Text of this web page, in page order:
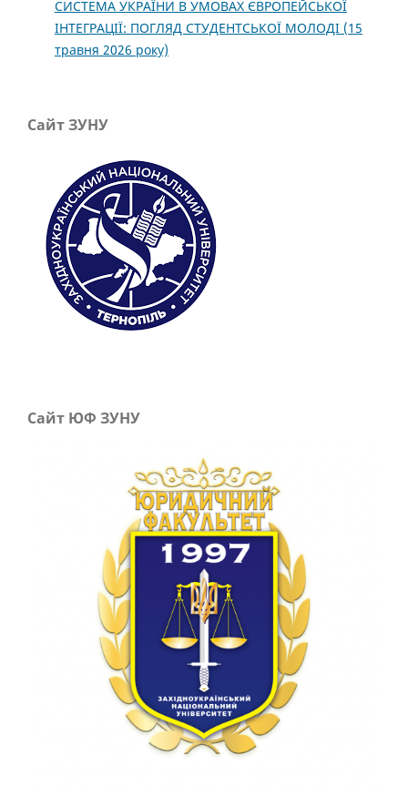
СИСТЕМА УКРАЇНИ В УМОВАХ ЄВРОПЕЙСЬКОЇ
ІНТЕГРАЦІЇ: ПОГЛЯД СТУДЕНТСЬКОЇ МОЛОДІ (15
травня 2026 року)
Сайт ЗУНУ
Сайт ЮФ ЗУНУ